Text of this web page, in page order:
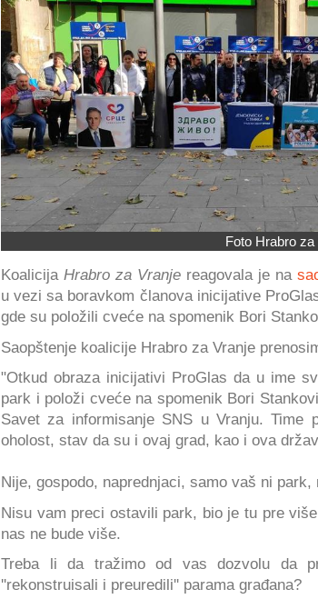
Foto Hrabro za
KoalicijaHrabro za Vranje reagovala je na
u vezi sa boravkom članova inicijative
gde su položili cveće na spomenik Bori
Saopštenje koalicije Hrabro za Vranje
"Otkud obraza inicijativi ProGlas da u ime
park i položi cveće na spomenik Bori
Savet za informisanje SNS u Vranju. Time
oholost, stav da su i ovaj grad, kao i ova
Nije, gospodo, naprednjaci, samo vaš ni park,
Nisu vam preci ostavili park, bio je tu pre
nas ne bude više.
Treba li da tražimo od vas dozvolu da
''rekonstruisali i preuredili'' parama građana?